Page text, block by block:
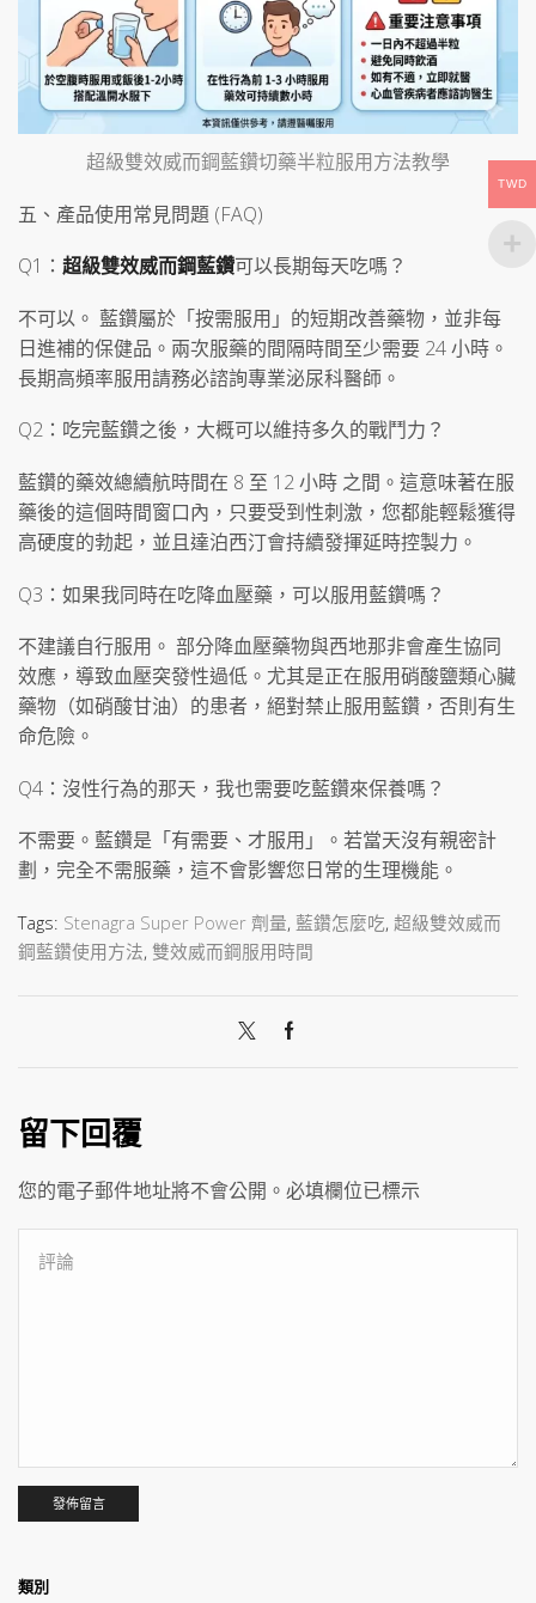
超級雙效威而鋼藍鑽切藥半粒服用方法教學
五、產品使用常見問題 (FAQ)
Q1： 超級雙效威而鋼藍鑽可以長期每天吃嗎？
不可以。 藍鑽屬於「按需服用」的短期改善藥物，並非每
日進補的保健品。兩次服藥的間隔時間至少需要 24 小時。
長期高頻率服用請務必諮詢專業泌尿科醫師。
Q2：吃完藍鑽之後，大概可以維持多久的戰鬥力？
藍鑽的藥效總續航時間在 8 至 12 小時 之間。這意味著在服
藥後的這個時間窗口內，只要受到性刺激，您都能輕鬆獲得
高硬度的勃起，並且達泊西汀會持續發揮延時控製力。
Q3：如果我同時在吃降血壓藥，可以服用藍鑽嗎？
不建議自行服用。 部分降血壓藥物與西地那非會產生協同
效應，導致血壓突發性過低。尤其是正在服用硝酸鹽類心臟
藥物（如硝酸甘油）的患者，絕對禁止服用藍鑽，否則有生
命危險。
Q4：沒性行為的那天，我也需要吃藍鑽來保養嗎？
不需要。藍鑽是「有需要、才服用」。若當天沒有親密計
劃，完全不需服藥，這不會影響您日常的生理機能。
Tags: Stenagra Super Power 劑量, 藍鑽怎麼吃, 超級雙效威而
鋼藍鑽使用方法, 雙效威而鋼服用時間
留下回覆
您的電子郵件地址將不會公開。必填欄位已標示
類別
TWD